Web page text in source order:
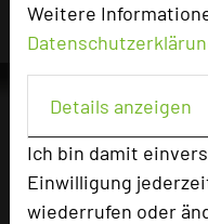
Weitere
Details anzeigen
Ich bin damit
Einwilligung
wiederrufen oder
Die Idee
Über uns